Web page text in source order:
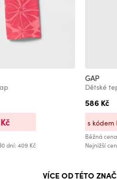
dní: 409 Kč
GAP
Dětské
586 Kč
Běžná cena
Nejnižší
s kódem
VÍCE OD TÉTO